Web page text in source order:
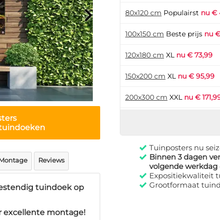
Reviews
tuindoek op
excellente montage!
80x120 cm Populairst nu €
100x150 cm Beste prijs nu
120x180 cm XL nu € 73,99
150x200 cm XL nu € 95,99
200x300 cm XXL nu €
Tuinposters nu
Binnen 3 dagen
volgende werkdag
Expositiekwaliteit
Grootformaat